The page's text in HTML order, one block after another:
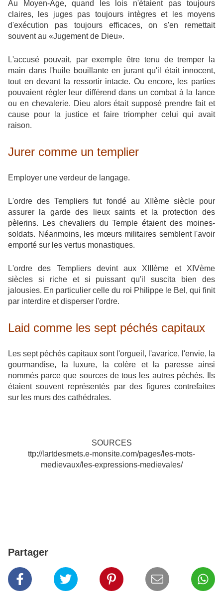
Au Moyen-Age, quand les lois n'étaient pas toujours
claires, les juges pas toujours intègres et les moyens
d'exécution pas toujours efficaces, on s'en remettait
souvent au «Jugement de Dieu».
L'accusé pouvait, par exemple être tenu de tremper la
main dans l'huile bouillante en jurant qu'il était innocent,
tout en devant la ressortir intacte. Ou encore, les parties
pouvaient régler leur différend dans un combat à la lance
ou en chevalerie. Dieu alors était supposé prendre fait et
cause pour la justice et faire triompher celui qui avait
raison.
Jurer comme un templier
Employer une verdeur de langage.
L'ordre des Templiers fut fondé au XIIème siècle pour
assurer la garde des lieux saints et la protection des
pèlerins. Les chevaliers du Temple étaient des moines-
soldats. Néanmoins, les mœurs militaires semblent l'avoir
emporté sur les vertus monastiques.
L'ordre des Templiers devint aux XIIIème et XIVème
siècles si riche et si puissant qu'il suscita bien des
jalousies. En particulier celle du roi Philippe le Bel, qui finit
par interdire et disperser l'ordre.
Laid comme les sept péchés capitaux
Les sept péchés capitaux sont l'orgueil, l'avarice, l'envie, la
gourmandise, la luxure, la colère et la paresse ainsi
nommés parce que sources de tous les autres péchés. Ils
étaient souvent représentés par des figures contrefaites
sur les murs des cathédrales.
SOURCES
ttp://lartdesmets.e-monsite.com/pages/les-mots-
medievaux/les-expressions-medievales/
Partager